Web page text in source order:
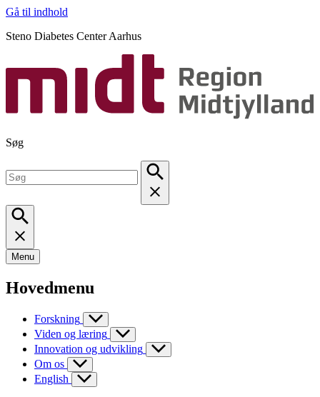
Gå til indhold
Steno Diabetes Center Aarhus
Søg
Menu
Hovedmenu
Forskning
Viden og læring
Innovation og udvikling
Om os
English